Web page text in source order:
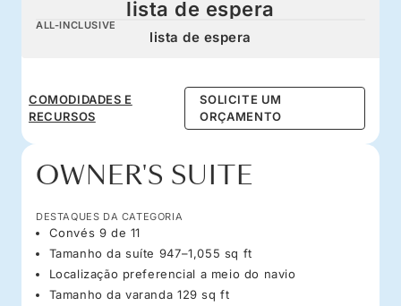
lista de espera
ALL-INCLUSIVE
lista de espera
COMODIDADES E
RECURSOS
SOLICITE UM
ORÇAMENTO
OWNER'S SUITE
DESTAQUES DA CATEGORIA
Convés 9 de 11
Tamanho da suíte 947–1,055 sq ft
Localização preferencial a meio do navio
Tamanho da varanda 129 sq ft